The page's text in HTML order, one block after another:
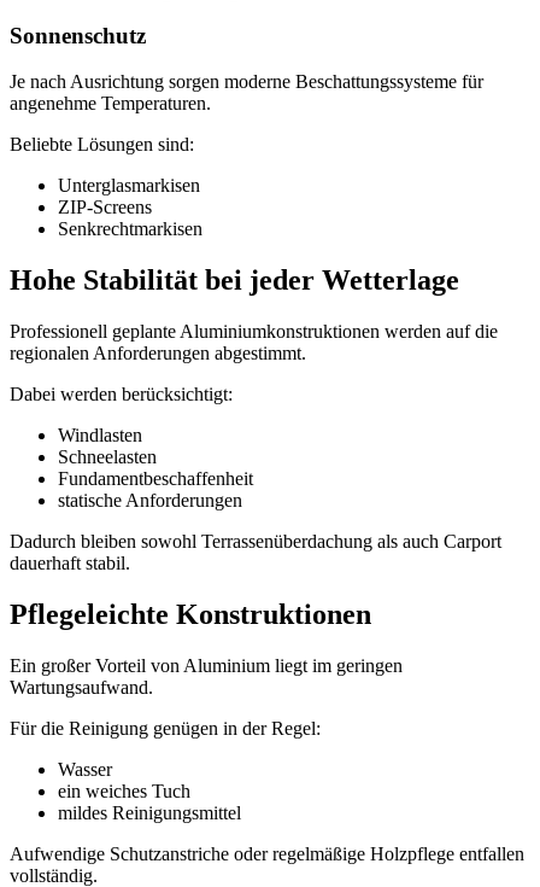
Sonnenschutz
Je nach Ausrichtung sorgen moderne Beschattungssysteme für
angenehme Temperaturen.
Beliebte Lösungen sind:
Unterglasmarkisen
ZIP-Screens
Senkrechtmarkisen
Hohe Stabilität bei jeder Wetterlage
Professionell geplante Aluminiumkonstruktionen werden auf die
regionalen Anforderungen abgestimmt.
Dabei werden berücksichtigt:
Windlasten
Schneelasten
Fundamentbeschaffenheit
statische Anforderungen
Dadurch bleiben sowohl Terrassenüberdachung als auch Carport
dauerhaft stabil.
Pflegeleichte Konstruktionen
Ein großer Vorteil von Aluminium liegt im geringen
Wartungsaufwand.
Für die Reinigung genügen in der Regel:
Wasser
ein weiches Tuch
mildes Reinigungsmittel
Aufwendige Schutzanstriche oder regelmäßige Holzpflege entfallen
vollständig.